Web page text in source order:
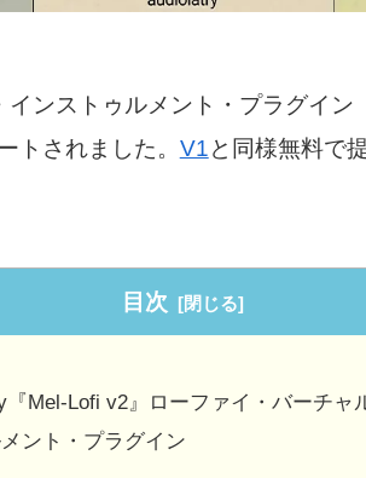
インストゥルメント・プラグイン
トされました。 V1と同様無料で
目次
『Mel-Lofi v2』ローファイ・バーチャ
ント・プラグイン